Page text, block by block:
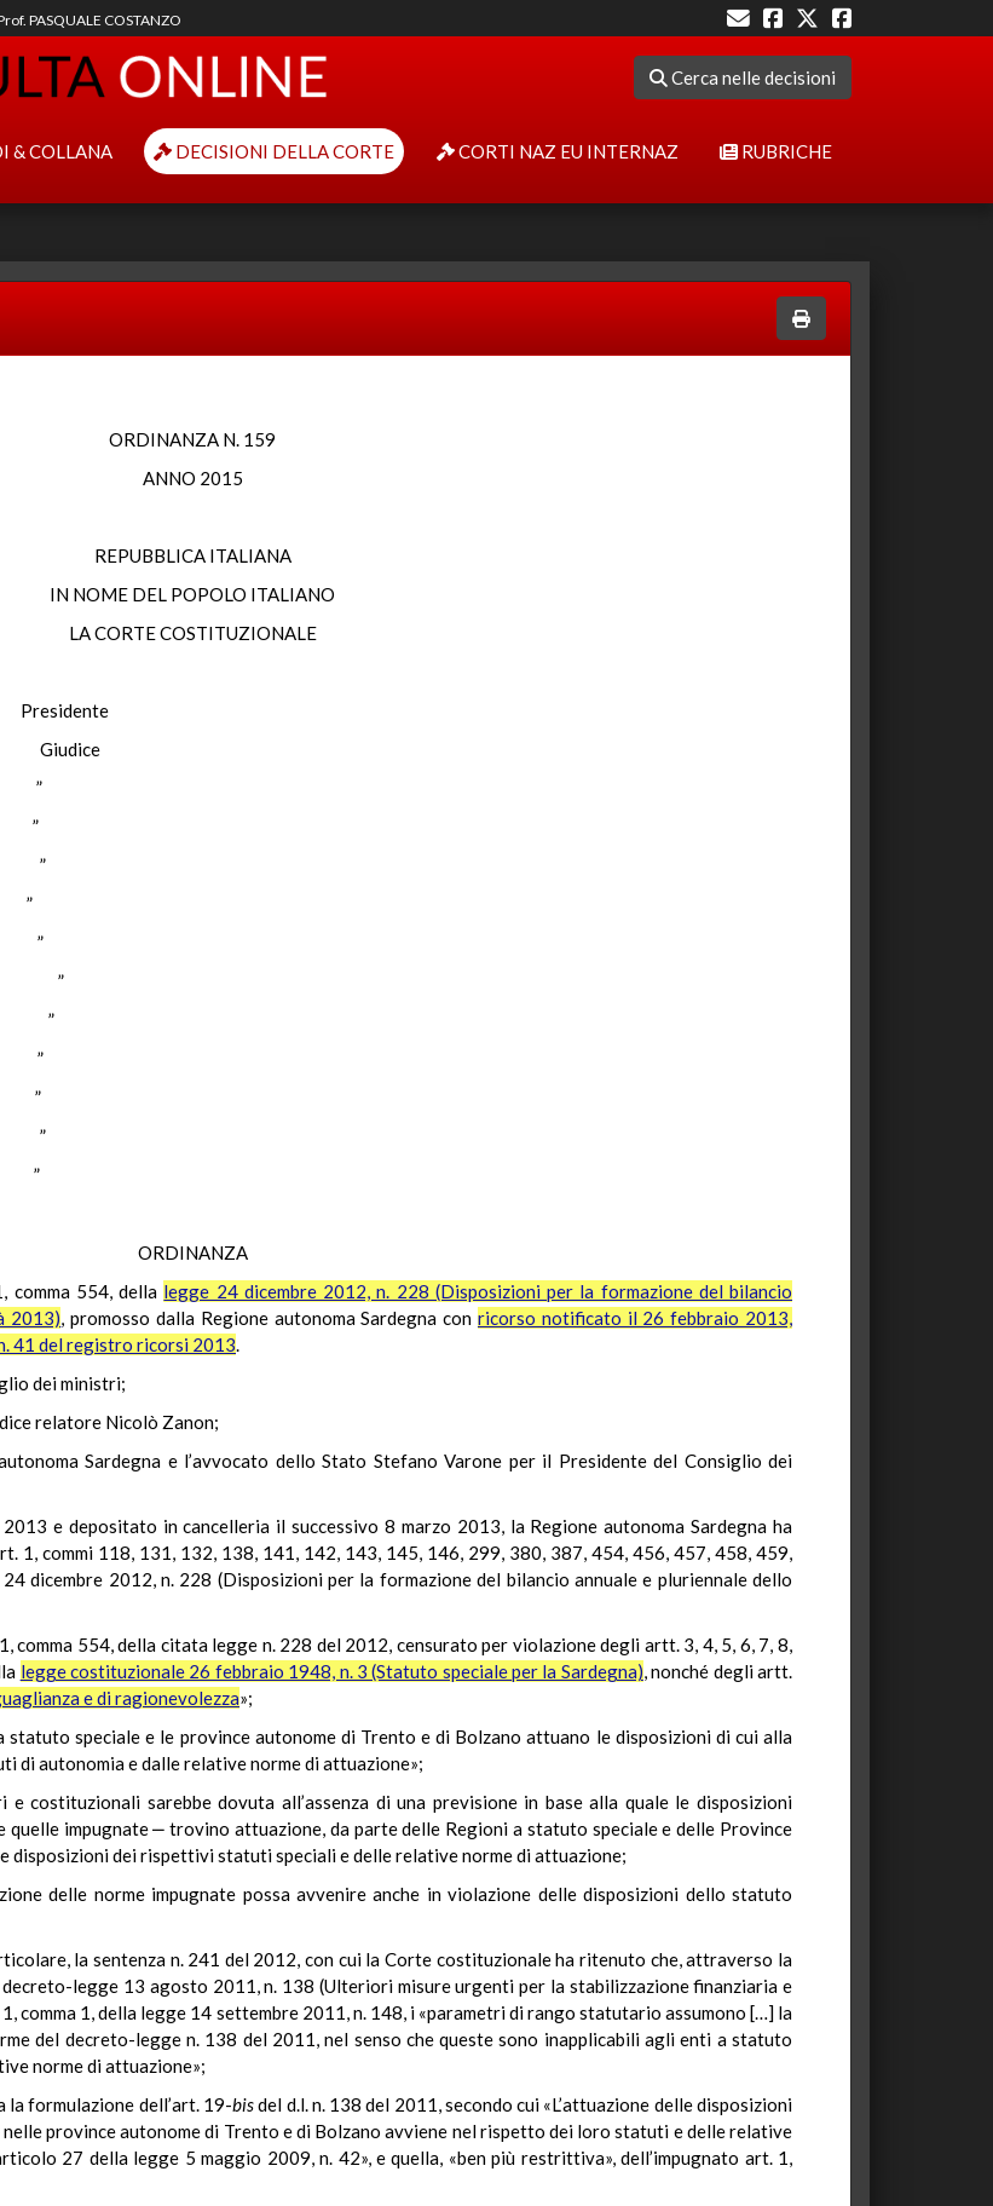
PASQUALE COSTANZO
Cerca nelle decisioni
& COLLANA DECISIONI DELLA CORTE CORTI NAZ EU INTERNAZ RUBRICHE
ORDINANZA N. 159
ANNO 2015
REPUBBLICA ITALIANA
IN NOME DEL POPOLO ITALIANO
LA CORTE COSTITUZIONALE
”
”
”
”
”
”
”
”
”
”
ORDINANZA
comma 554, della legge 24 dicembre 2012, n. 228 (Disposizioni per la formazione del bilancio
2013), promosso dalla Regione autonoma Sardegna con ricorso notificato il 26 febbraio 2013,
41 del registro ricorsi 2013.
dei ministri;
relatore Nicolò Zanon;
Sardegna e l’avvocato dello Stato Stefano Varone per il Presidente del Consiglio dei
e depositato in cancelleria il successivo 8 marzo 2013, la Regione autonoma Sardegna ha
1, commi 118, 131, 132, 138, 141, 142, 143, 145, 146, 299, 380, 387, 454, 456, 457, 458, 459,
dicembre 2012, n. 228 (Disposizioni per la formazione del bilancio annuale e pluriennale dello
comma 554, della citata legge n. 228 del 2012, censurato per violazione degli artt. 3, 4, 5, 6, 7, 8,
legge costituzionale 26 febbraio 1948, n. 3 (Statuto speciale per la Sardegna), nonché degli artt.
e di ragionevolezza»;
statuto speciale e le province autonome di Trento e di Bolzano attuano le disposizioni di cui alla
autonomia e dalle relative norme di attuazione»;
costituzionali sarebbe dovuta all’assenza di una previsione in base alla quale le disposizioni
impugnate ‒ trovino attuazione, da parte delle Regioni a statuto speciale e delle Province
disposizioni dei rispettivi statuti speciali e delle relative norme di attuazione;
delle norme impugnate possa avvenire anche in violazione delle disposizioni dello statuto
la sentenza n. 241 del 2012, con cui la Corte costituzionale ha ritenuto che, attraverso la
legge 13 agosto 2011, n. 138 (Ulteriori misure urgenti per la stabilizzazione finanziaria e
comma 1, della legge 14 settembre 2011, n. 148, i «parametri di rango statutario assumono […] la
del decreto-legge n. 138 del 2011, nel senso che queste sono inapplicabili agli enti a statuto
norme di attuazione»;
formulazione dell’art. 19-bisdel d.l. n. 138 del 2011, secondo cui «L’attuazione delle disposizioni
province autonome di Trento e di Bolzano avviene nel rispetto dei loro statuti e delle relative
27 della legge 5 maggio 2009, n. 42», e quella, «ben più restrittiva», dell’impugnato art. 1,